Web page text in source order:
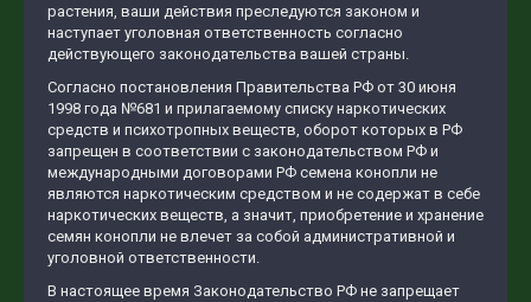
растения, ваши действия преследуются законом и
наступает уголовная ответственность согласно
действующего законодательства вашей страны.
Согласно постановления Правительства РФ от 30 июня
1998 года №681 и прилагаемому списку наркотических
средств и психотропных веществ, оборот которых в РФ
запрещен в соответствии с законодательством РФ и
международными договорами РФ семена конопли не
являются наркотическим средством и не содержат в себе
наркотических веществ, а значит, приобретение и хранение
семян конопли не влечет за собой административной и
уголовной ответственности.
В настоящее время Законодательство РФ не запрещает